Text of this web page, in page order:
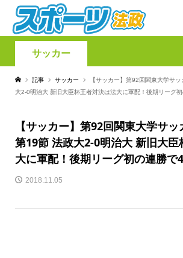
サッカー
記事 サッカー
【サッカー】第92回関東大学サ
大2-0明治大 新旧大臣杯王者対決は法大に軍配！後期リーグ初
【サッカー】第92回関東大学サ
第19節 法政大2-0明治大 新旧大臣
大に軍配！後期リーグ初の連勝で
2018.11.05